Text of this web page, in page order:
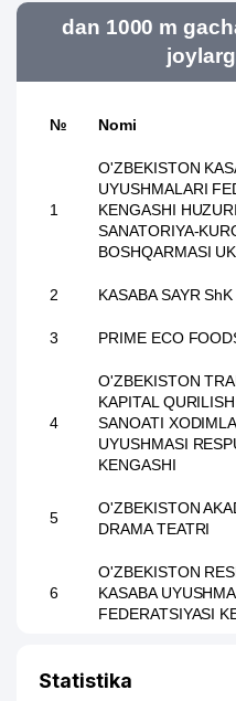
dan 1000 m
№ Nomi
1
O'ZBEKISTON
UYUSHMALARI
KENGASHI
SANATORIYA-
BOSHQARMASI UK
2 KASABA SAYR ShK
3 PRIME ECO
4
O'ZBEKISTON
KAPITAL
SANOATI
UYUSHMASI
KENGASHI
5
O'ZBEKISTON
DRAMA TEATRI
6
O'ZBEKISTON
KASABA
FEDERATSIYASI
Statistika